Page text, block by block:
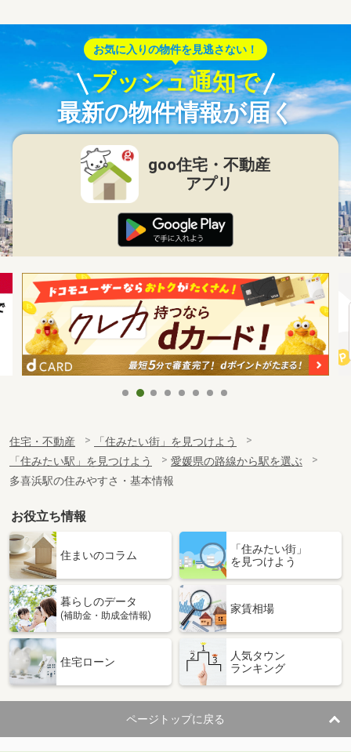
お気に入りの物件を見逃さない！
プッシュ通知で
最新の物件情報が届く
goo住宅・不動産
アプリ
住宅・不動産
「住みたい街」を見つけよう
「住みたい駅」を見つけよう
愛媛県の路線から駅を選ぶ
多喜浜駅の住みやすさ・基本情報
お役立ち情報
住まいのコラム
「住みたい街」
を見つけよう
暮らしのデータ
(補助金・助成金情報)
家賃相場
住宅ローン
人気タウン
ランキング
ページトップに戻る